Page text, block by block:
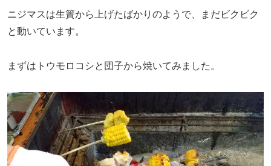
ニジマスは生簀から上げたばかりのようで、まだビクビク
と動いています。
まずはトウモロコシと団子から焼いてみました。